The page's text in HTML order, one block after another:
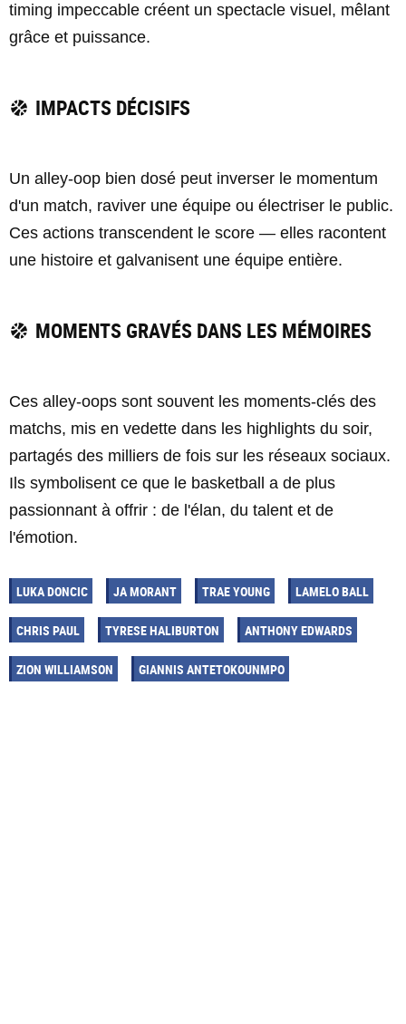
timing impeccable créent un spectacle visuel, mêlant
grâce et puissance.
IMPACTS DÉCISIFS
Un alley-oop bien dosé peut inverser le momentum
d'un match, raviver une équipe ou électriser le public.
Ces actions transcendent le score — elles racontent
une histoire et galvanisent une équipe entière.
MOMENTS GRAVÉS DANS LES MÉMOIRES
Ces alley-oops sont souvent les moments-clés des
matchs, mis en vedette dans les highlights du soir,
partagés des milliers de fois sur les réseaux sociaux.
Ils symbolisent ce que le basketball a de plus
passionnant à offrir : de l'élan, du talent et de
l'émotion.
LUKA DONCIC JA MORANT TRAE YOUNG LAMELO BALL
CHRIS PAUL TYRESE HALIBURTON ANTHONY EDWARDS
ZION WILLIAMSON GIANNIS ANTETOKOUNMPO